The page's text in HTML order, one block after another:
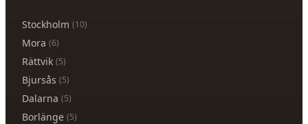
Stockholm (10)
Mora (6)
Rättvik (5)
Bjursås (5)
Dalarna (5)
Borlänge (5)